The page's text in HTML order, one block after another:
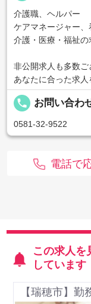
介護職、ヘルパー
ケアマネージャー、
介護・医療・福祉の
非公開求人も多数ご
あなたに合った求人
local_phone お問い合わ
0581-32-9522
電話で
この求人を
しています
【瑞穂市】